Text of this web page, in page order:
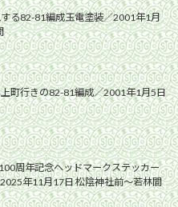
る82-81編成玉電塗装／2001年1月
町行きの82-81編成／2001年1月5日
周年記念ヘッドマークステッカー
年11月17日 松陰神社前〜若林間